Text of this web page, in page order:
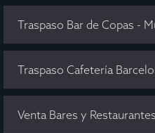
Traspaso Bar de Copas -
Traspaso Cafetería
Venta Bares y